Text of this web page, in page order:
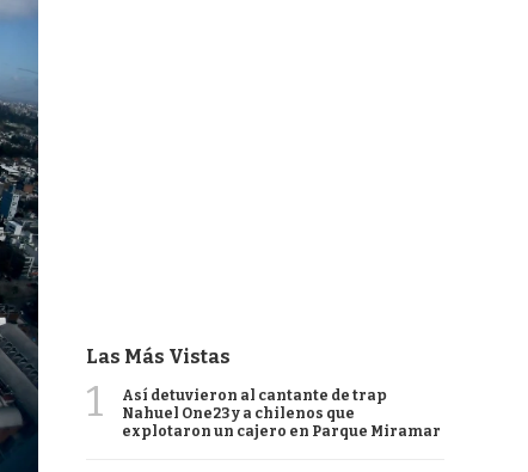
Las Más Vistas
1
Así detuvieron al cantante de trap
Nahuel One23 y a chilenos que
explotaron un cajero en Parque Miramar